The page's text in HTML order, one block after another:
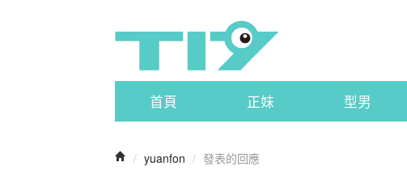
首頁 正妹 型男
/ yuanfon / 發表的回應